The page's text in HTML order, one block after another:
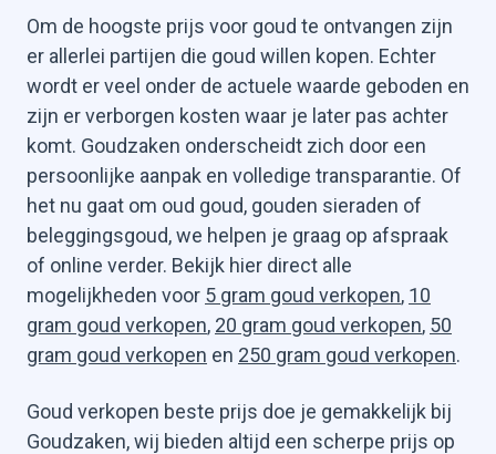
Om de hoogste prijs voor goud te ontvangen zijn
er allerlei partijen die goud willen kopen. Echter
wordt er veel onder de actuele waarde geboden en
zijn er verborgen kosten waar je later pas achter
komt. Goudzaken onderscheidt zich door een
persoonlijke aanpak en volledige transparantie. Of
het nu gaat om oud goud, gouden sieraden of
beleggingsgoud, we helpen je graag op afspraak
of online verder. Bekijk hier direct alle
mogelijkheden voor 5 gram goud verkopen, 10
gram goud verkopen, 20 gram goud verkopen, 50
gram goud verkopen en 250 gram goud verkopen.
Goud verkopen beste prijs doe je gemakkelijk bij
Goudzaken, wij bieden altijd een scherpe prijs op